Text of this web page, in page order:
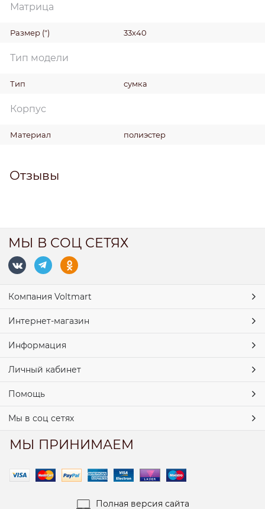
Матрица
Размер (") 33x40
Тип модели
Тип сумка
Корпус
Материал полиэстер
Отзывы
МЫ В СОЦ СЕТЯХ
Компания Voltmart
Интернет-магазин
Информация
Личный кабинет
Помощь
Мы в соц сетях
МЫ ПРИНИМАЕМ
Полная версия сайта